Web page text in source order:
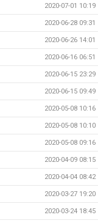
2020-07-01 10:19
2020-06-28 09:31
2020-06-26 14:01
2020-06-16 06:51
2020-06-15 23:29
2020-06-15 09:49
2020-05-08 10:16
2020-05-08 10:10
2020-05-08 09:16
2020-04-09 08:15
2020-04-04 08:42
2020-03-27 19:20
2020-03-24 18:45